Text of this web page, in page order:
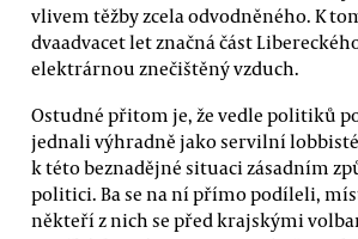
vlivem těžby zcela odvodněného. K
dvaadvacet let značná část
elektrárnou znečištěný vzduch.
Ostudné přitom je, že vedle politiků
jednali výhradně jako servilní
k této beznadějné situaci zásadním
politici. Ba se na ní přímo podíleli,
někteří z nich se před krajskými